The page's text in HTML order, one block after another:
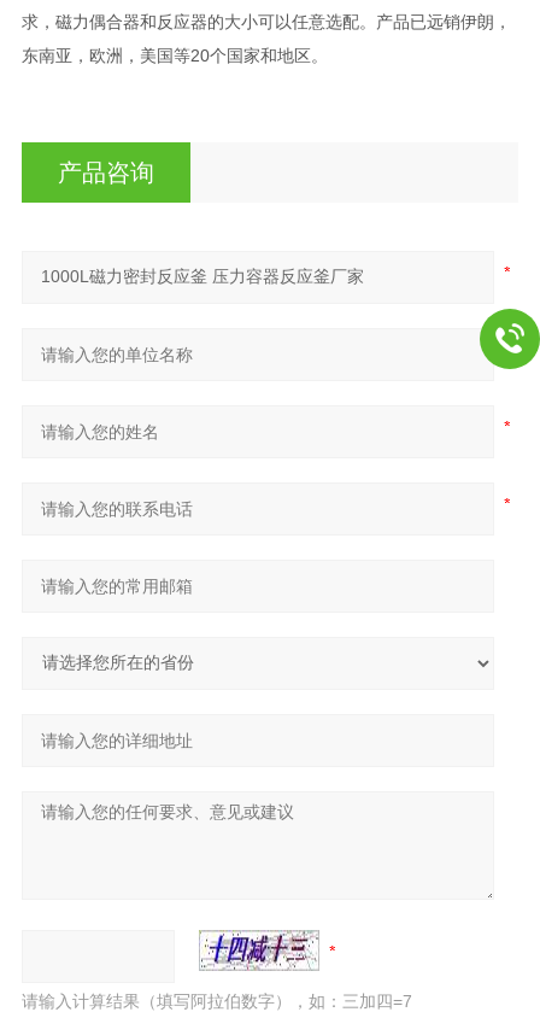
求，磁力偶合器和反应器的大小可以任意选配。产品已远销伊朗，
东南亚，欧洲，美国等20个国家和地区。
产品咨询
请输入计算结果（填写阿拉伯数字），如：三加四=7